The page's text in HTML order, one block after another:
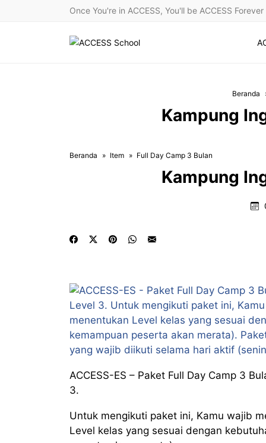
Once You're in ACCESS, You'll be ACCESS Forever
Beranda
Kampung
Beranda Item Full Day Camp 3 Bulan
Kampung
ACCESS-ES – Paket Full Day Camp 3
3.
Untuk mengikuti paket ini, Kamu wajib
Level kelas yang sesuai dengan